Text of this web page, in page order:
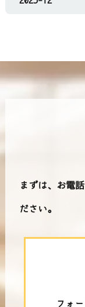
まずは、お電
ださい。
フォ